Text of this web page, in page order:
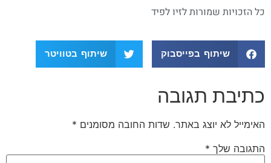
כל הזכויות שמורות לזיו לפיד
שיתוף בפייסבוק שיתוף בטוויטר
כתיבת תגובה
האימייל לא יוצג באתר. שדות החובה מסומנים *
התגובה שלך *